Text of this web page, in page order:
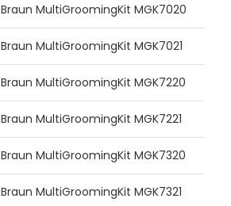
Braun MultiGroomingKit MGK7020
Braun MultiGroomingKit MGK7021
Braun MultiGroomingKit MGK7220
Braun MultiGroomingKit MGK7221
Braun MultiGroomingKit MGK7320
Braun MultiGroomingKit MGK7321